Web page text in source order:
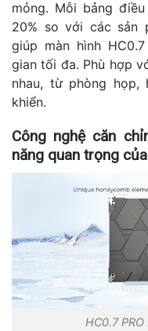
mỏng. Mỗi bảng
20% so với các sản
giúp màn hình
gian tối đa. Phù hợp
nhau, từ phòng
khiển.
Công nghệ căn
năng quan trọng
HC0.7